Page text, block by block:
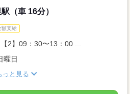
（車 16分）
額支給
2】09：30〜13：00 ...
曜日
っと見る